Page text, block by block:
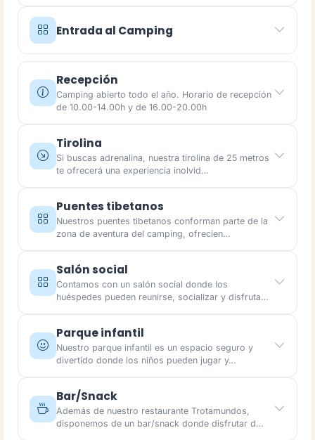
Entrada al Camping
Recepción
Camping abierto todo el año. Horario de recepción
de 10.00-14.00h y de 16.00-20.00h
Tirolina
Si buscas adrenalina, nuestra tirolina de 25 metros
te ofrecerá una experiencia inolvid…
Puentes tibetanos
Nuestros puentes tibetanos conforman parte de la
zona de aventura del camping, ofrecien…
Salón social
Contamos con un salón social donde los
huéspedes pueden reunirse, socializar y disfruta…
Parque infantil
Nuestro parque infantil es un espacio seguro y
divertido donde los niños pueden jugar y…
Bar/Snack
Además de nuestro restaurante Trotamundos,
disponemos de un bar/snack donde disfrutar d…